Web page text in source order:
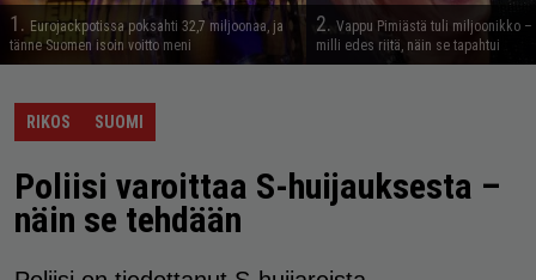
1. Eurojackpotissa poksahti 32,7 miljoonaa, ja
tänne Suomen isoin voitto meni
2. Vappu Pimiästä tuli miljoonikko
milli edes riitä, näin se tapahtui
RIKOS SUOMI
Poliisi varoittaa S-huijauksesta –
näin se tehdään